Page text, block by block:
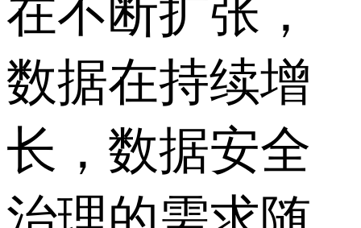
在不断扩张，
数据在持续增
长，数据安全